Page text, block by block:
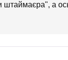
а